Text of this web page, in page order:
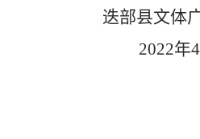
迭部县文体
2022年